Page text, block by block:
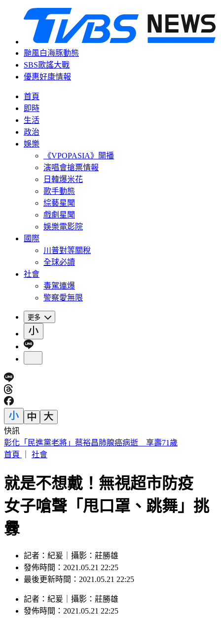
颱風白海豚動態
SBS歌謠大戰
優惠好康情報
首頁
即時
生活
政治
娛樂
《VPOPASIA》開播
演唱會搶票情報
日韓爆米花
歌手動態
綜藝星聞
戲劇星聞
娛樂電影院
國際
川普對等關稅
全球必讀
社會
毒駕連爆
警察愛無限
更多
快訊
66歲徐乃麟遭爆「現身三總大腸直腸科」診間 本人證實了揭
最新健康狀況
就是不想戴！無視超市防疫
女子嗆聲「甩口罩、跳舞」挑
釁
記者：紀爰｜攝影：莊勝雄
發佈時間：2021.05.21 22:25
記者：紀爰 ｜攝影：莊勝雄